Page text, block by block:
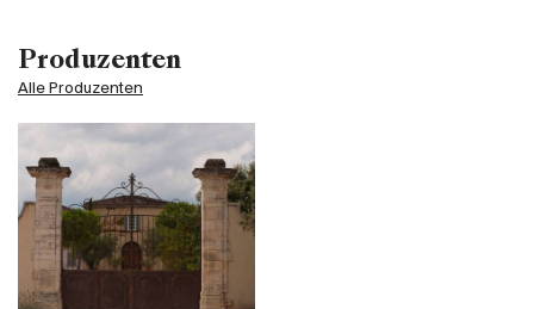
Produzenten
Alle Produzenten